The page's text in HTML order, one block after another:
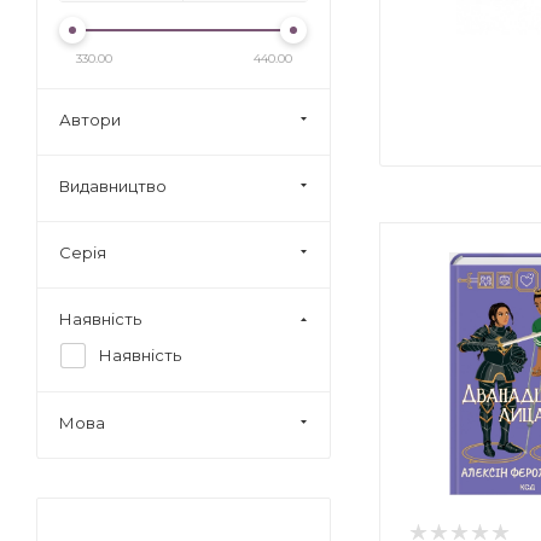
330.00 440.00
Автори
Видавництво
Серія
Наявність
Наявність
Мова